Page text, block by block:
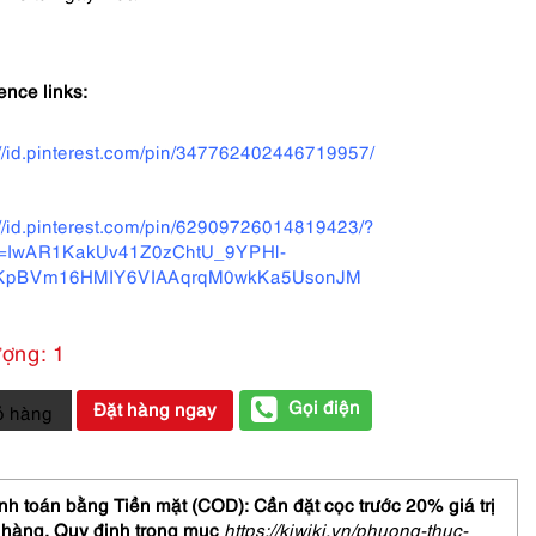
links:
id.pinterest.com/pin/347762402446719957/
id.pinterest.com/pin/62909726014819423/?
1
hàng Đặt hàng ngay Gọi điện
toán bằng Tiền mặt (COD): Cần đặt cọc trước 20% giá trị
Quy định trong mục https://kiwiki.vn/phuong-thuc-